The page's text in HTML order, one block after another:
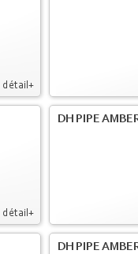
détail+
détail+
DH PIPE
DH PIPE